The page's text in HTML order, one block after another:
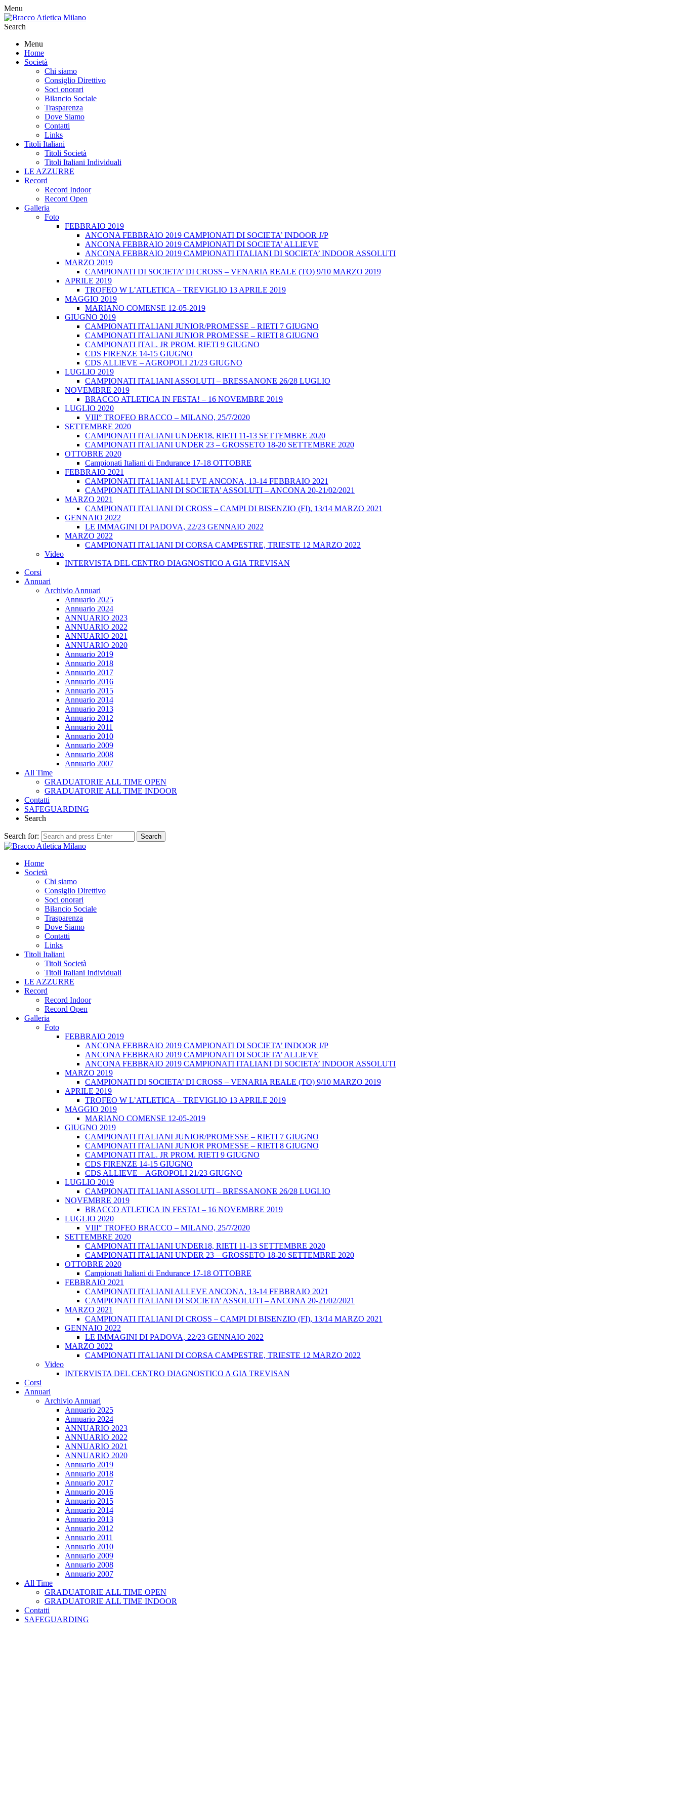
Menu
Search
Menu
Home
Società
Chi siamo
Consiglio Direttivo
Soci onorari
Bilancio Sociale
Trasparenza
Dove Siamo
Contatti
Links
Titoli Italiani
Titoli Società
Titoli Italiani Individuali
LE AZZURRE
Record
Record Indoor
Record Open
Galleria
Foto
FEBBRAIO 2019
ANCONA FEBBRAIO 2019 CAMPIONATI DI SOCIETA’ INDOOR J/P
ANCONA FEBBRAIO 2019 CAMPIONATI DI SOCIETA’ ALLIEVE
ANCONA FEBBRAIO 2019 CAMPIONATI ITALIANI DI SOCIETA’ INDOOR ASSOLUTI
MARZO 2019
CAMPIONATI DI SOCIETA’ DI CROSS – VENARIA REALE (TO) 9/10 MARZO 2019
APRILE 2019
TROFEO W L’ATLETICA – TREVIGLIO 13 APRILE 2019
MAGGIO 2019
MARIANO COMENSE 12-05-2019
GIUGNO 2019
CAMPIONATI ITALIANI JUNIOR/PROMESSE – RIETI 7 GIUGNO
CAMPIONATI ITALIANI JUNIOR PROMESSE – RIETI 8 GIUGNO
CAMPIONATI ITAL. JR PROM. RIETI 9 GIUGNO
CDS FIRENZE 14-15 GIUGNO
CDS ALLIEVE – AGROPOLI 21/23 GIUGNO
LUGLIO 2019
CAMPIONATI ITALIANI ASSOLUTI – BRESSANONE 26/28 LUGLIO
NOVEMBRE 2019
BRACCO ATLETICA IN FESTA! – 16 NOVEMBRE 2019
LUGLIO 2020
VIII° TROFEO BRACCO – MILANO, 25/7/2020
SETTEMBRE 2020
CAMPIONATI ITALIANI UNDER18, RIETI 11-13 SETTEMBRE 2020
CAMPIONATI ITALIANI UNDER 23 – GROSSETO 18-20 SETTEMBRE 2020
OTTOBRE 2020
Campionati Italiani di Endurance 17-18 OTTOBRE
FEBBRAIO 2021
CAMPIONATI ITALIANI ALLEVE ANCONA, 13-14 FEBBRAIO 2021
CAMPIONATI ITALIANI DI SOCIETA’ ASSOLUTI – ANCONA 20-21/02/2021
MARZO 2021
CAMPIONATI ITALIANI DI CROSS – CAMPI DI BISENZIO (FI), 13/14 MARZO 2021
GENNAIO 2022
LE IMMAGINI DI PADOVA, 22/23 GENNAIO 2022
MARZO 2022
CAMPIONATI ITALIANI DI CORSA CAMPESTRE, TRIESTE 12 MARZO 2022
Video
INTERVISTA DEL CENTRO DIAGNOSTICO A GIA TREVISAN
Corsi
Annuari
Archivio Annuari
Annuario 2025
Annuario 2024
ANNUARIO 2023
ANNUARIO 2022
ANNUARIO 2021
ANNUARIO 2020
Annuario 2019
Annuario 2018
Annuario 2017
Annuario 2016
Annuario 2015
Annuario 2014
Annuario 2013
Annuario 2012
Annuario 2011
Annuario 2010
Annuario 2009
Annuario 2008
Annuario 2007
All Time
GRADUATORIE ALL TIME OPEN
GRADUATORIE ALL TIME INDOOR
Contatti
SAFEGUARDING
Search
Search for: Search
Home
Società
Chi siamo
Consiglio Direttivo
Soci onorari
Bilancio Sociale
Trasparenza
Dove Siamo
Contatti
Links
Titoli Italiani
Titoli Società
Titoli Italiani Individuali
LE AZZURRE
Record
Record Indoor
Record Open
Galleria
Foto
FEBBRAIO 2019
ANCONA FEBBRAIO 2019 CAMPIONATI DI SOCIETA’ INDOOR J/P
ANCONA FEBBRAIO 2019 CAMPIONATI DI SOCIETA’ ALLIEVE
ANCONA FEBBRAIO 2019 CAMPIONATI ITALIANI DI SOCIETA’ INDOOR ASSOLUTI
MARZO 2019
CAMPIONATI DI SOCIETA’ DI CROSS – VENARIA REALE (TO) 9/10 MARZO 2019
APRILE 2019
TROFEO W L’ATLETICA – TREVIGLIO 13 APRILE 2019
MAGGIO 2019
MARIANO COMENSE 12-05-2019
GIUGNO 2019
CAMPIONATI ITALIANI JUNIOR/PROMESSE – RIETI 7 GIUGNO
CAMPIONATI ITALIANI JUNIOR PROMESSE – RIETI 8 GIUGNO
CAMPIONATI ITAL. JR PROM. RIETI 9 GIUGNO
CDS FIRENZE 14-15 GIUGNO
CDS ALLIEVE – AGROPOLI 21/23 GIUGNO
LUGLIO 2019
CAMPIONATI ITALIANI ASSOLUTI – BRESSANONE 26/28 LUGLIO
NOVEMBRE 2019
BRACCO ATLETICA IN FESTA! – 16 NOVEMBRE 2019
LUGLIO 2020
VIII° TROFEO BRACCO – MILANO, 25/7/2020
SETTEMBRE 2020
CAMPIONATI ITALIANI UNDER18, RIETI 11-13 SETTEMBRE 2020
CAMPIONATI ITALIANI UNDER 23 – GROSSETO 18-20 SETTEMBRE 2020
OTTOBRE 2020
Campionati Italiani di Endurance 17-18 OTTOBRE
FEBBRAIO 2021
CAMPIONATI ITALIANI ALLEVE ANCONA, 13-14 FEBBRAIO 2021
CAMPIONATI ITALIANI DI SOCIETA’ ASSOLUTI – ANCONA 20-21/02/2021
MARZO 2021
CAMPIONATI ITALIANI DI CROSS – CAMPI DI BISENZIO (FI), 13/14 MARZO 2021
GENNAIO 2022
LE IMMAGINI DI PADOVA, 22/23 GENNAIO 2022
MARZO 2022
CAMPIONATI ITALIANI DI CORSA CAMPESTRE, TRIESTE 12 MARZO 2022
Video
INTERVISTA DEL CENTRO DIAGNOSTICO A GIA TREVISAN
Corsi
Annuari
Archivio Annuari
Annuario 2025
Annuario 2024
ANNUARIO 2023
ANNUARIO 2022
ANNUARIO 2021
ANNUARIO 2020
Annuario 2019
Annuario 2018
Annuario 2017
Annuario 2016
Annuario 2015
Annuario 2014
Annuario 2013
Annuario 2012
Annuario 2011
Annuario 2010
Annuario 2009
Annuario 2008
Annuario 2007
All Time
GRADUATORIE ALL TIME OPEN
GRADUATORIE ALL TIME INDOOR
Contatti
SAFEGUARDING